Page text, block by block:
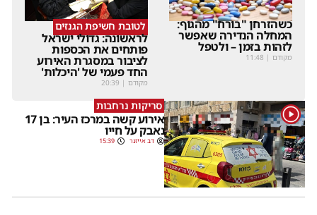
כשהזרחן "בורח" מהגוף:
המחלה הנדירה שאפשר
לזהות בזמן – ולטפל
מקודם |
11:48
לטובת חשיפת הגנזים
לראשונה: גדולי ישראל
פותחים את הכספות
לציבור במסגרת האירוע
החד פעמי של 'היכלות'
מקודם |
20:39
1 סריקות נרחבות
אירוע קשה במרכז העיר: בן 17
נאבק על חייו
דב אייזנר 15:39